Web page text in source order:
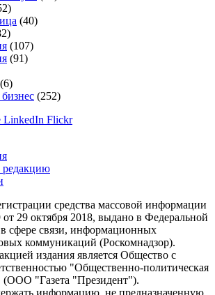
(40)
(107)
(91)
(6)
(252)
LinkedIn Flickr
средства массовой информации
29 октября 2018, выдано в Федеральной
сфере связи, информационных
коммуникаций (Роскомнадзор).
издания является Общество с
"Общественно-политическая
(ООО "Газета "Президент").
информацию, не предназначенную